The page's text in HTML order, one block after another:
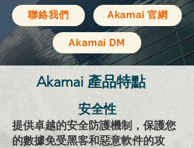
聯絡我們 Akamai 官網
Akamai DM
Akamai 產品特點
安全性
提供卓越的安全防護機制，保護您
的數據免受黑客和惡意軟件的攻